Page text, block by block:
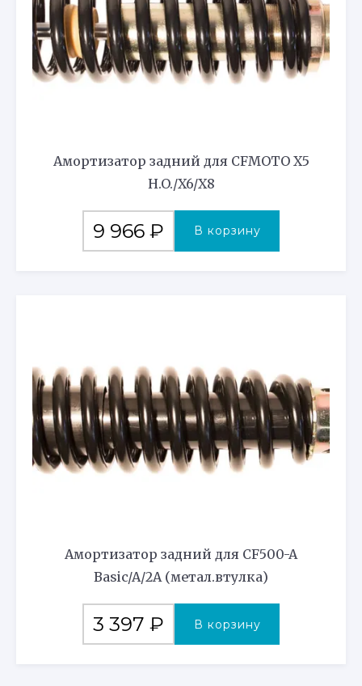
Амортизатор задний для CFMOTO X5
H.O./X6/X8
9 966 ₽ В корзину
Амортизатор задний для CF500-A
Basic/A/2A (метал.втулка)
3 397 ₽ В корзину